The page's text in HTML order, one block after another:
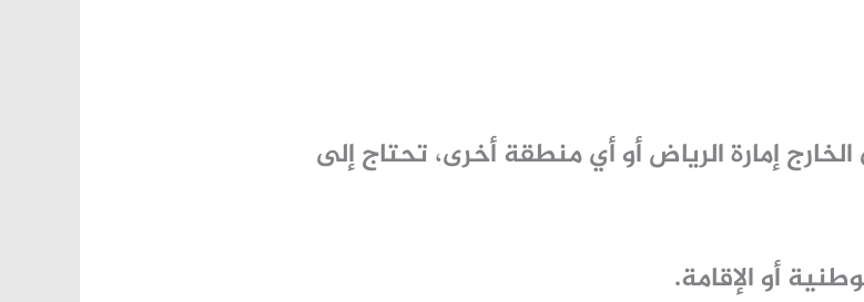
إمارة الرياضأو أي منطقة أخرى، تحتاج إلى
أو الإقامة.